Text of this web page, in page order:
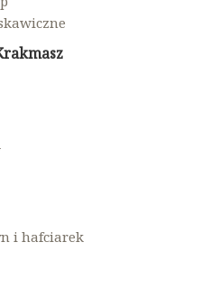
i hafciarek